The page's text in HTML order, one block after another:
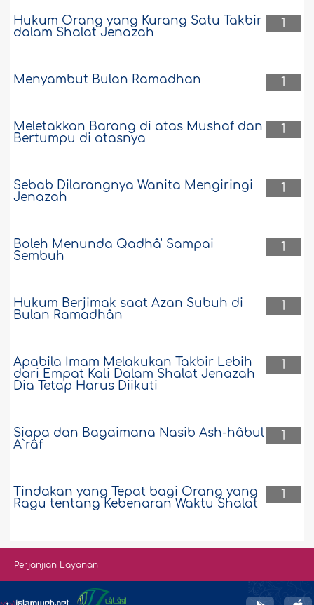
1
Hukum Orang yang Kurang Satu Takbir
dalam Shalat Jenazah
1
Menyambut Bulan Ramadhan
1
Meletakkan Barang di atas Mushaf dan
Bertumpu di atasnya
1
Sebab Dilarangnya Wanita Mengiringi
Jenazah
1
Boleh Menunda Qadhâ' Sampai
Sembuh
1
Hukum Berjimak saat Azan Subuh di
Bulan Ramadhân
1
Apabila Imam Melakukan Takbir Lebih
dari Empat Kali Dalam Shalat Jenazah
Dia Tetap Harus Diikuti
1
Siapa dan Bagaimana Nasib Ash-hâbul
A`râf
1
Tindakan yang Tepat bagi Orang yang
Ragu tentang Kebenaran Waktu Shalat
Perjanjian Layanan